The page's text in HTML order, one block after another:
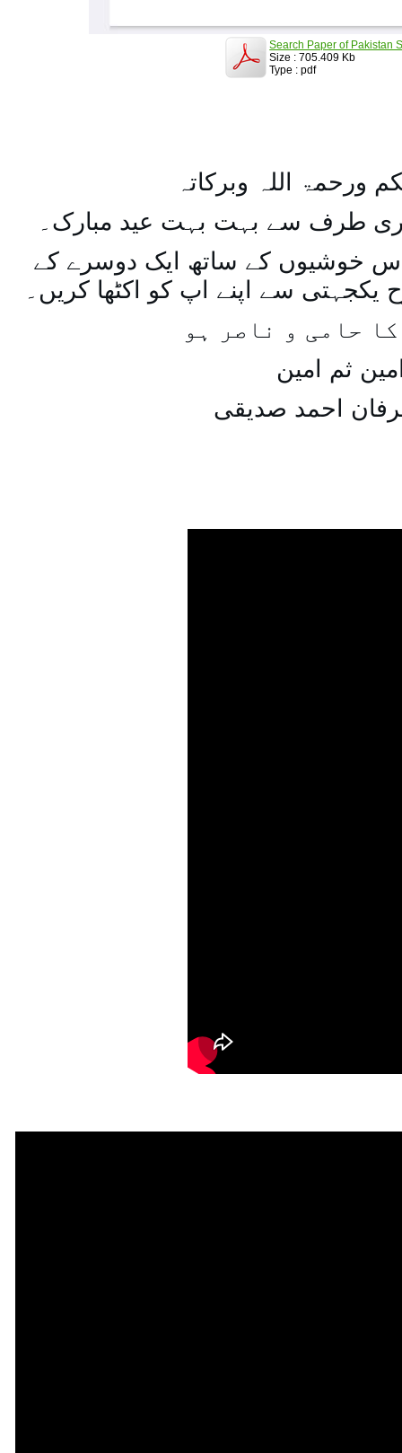
Search Paper of Pakistan
Size : 705.409 Kb
Type : pdf
ورحمۃ اللہ وبرکاتہ
طرف سے بہت بہت عید مبارک۔
خوشیوں کے ساتھ ایک دوسرے کے
سے اپنے اپ کو اکٹھا کریں۔
حامی و ناصر ہو
ثم امین
احمد صدیقی